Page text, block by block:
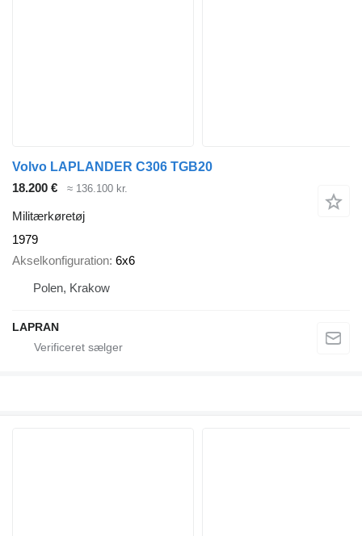
Volvo LAPLANDER C306 TGB20
18.200 €
≈ 136.100 kr.
Militærkøretøj
1979
Akselkonfiguration 6x6
Polen, Krakow
LAPRAN